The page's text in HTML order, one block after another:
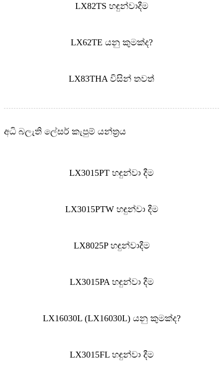
LX82TS හඳුන්වාදීම
LX62TE යනු කුමක්ද?
LX83THA විසින් තවත්
අධි බලැති ලේසර් කැපුම් යන්ත්‍රය
LX3015PT හඳුන්වා දීම
LX3015PTW හඳුන්වා දීම
LX8025P හඳුන්වාදීම
LX3015PA හඳුන්වා දීම
LX16030L (LX16030L) යනු කුමක්ද?
LX3015FL හඳුන්වා දීම